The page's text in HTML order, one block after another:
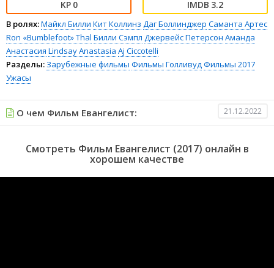
0 3.2
В ролях:Майкл Билли Кит Коллинз Даг Боллинджер Саманта Артес
Ron «Bumblefoot» Thal Билли Сэмпл Джервейс Петерсон Аманда
Анастасия Lindsay Anastasia Aj Ciccotelli
Разделы: Зарубежные фильмы Фильмы ГолливудФильмы 2017
Ужасы
О чем Фильм Евангелист: 21.12.2022
Смотреть Фильм Евангелист (2017) онлайн в
хорошем качестве